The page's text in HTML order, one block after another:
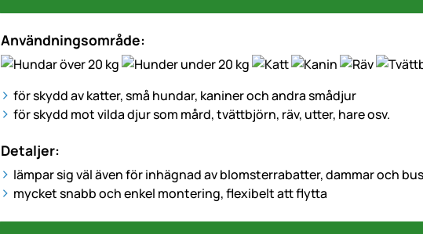
Användningsområde:
för skydd av katter, små hundar, kaniner och andra smådjur
för skydd mot vilda djur som mård, tvättbjörn, räv, utter, hare osv.
Detaljer:
lämpar sig väl även för inhägnad av blomsterrabatter, dammar och
mycket snabb och enkel montering, flexibelt att flytta